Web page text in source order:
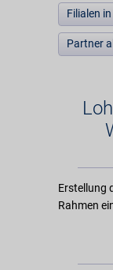
Filialen
Partner
Erstellung
Rahmen